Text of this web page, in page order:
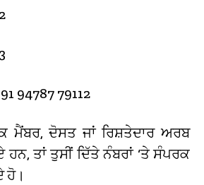
94787 79112
ਮੈਂਬਰ, ਦੋਸਤ ਜਾਂ ਰਿਸ਼ਤੇਦਾਰ ਅਰਬ
ਤਾਂ ਤੁਸੀਂ ਦਿੱਤੇ ਨੰਬਰਾਂ ‘ਤੇ ਸੰਪਰਕ
ਹੋ।